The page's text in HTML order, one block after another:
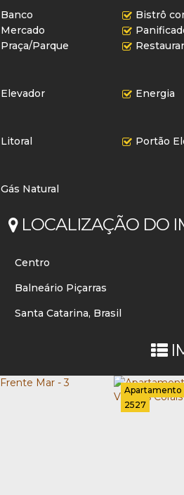
Banco Bistrô
Mercado
Praça/Parque
Elevador Energia
Litoral Portão
Gás Natural
LOCALIZAÇÃO DO
Centro
Balneário Piçarras
Santa Catarina, Brasil
2527
Apartamento